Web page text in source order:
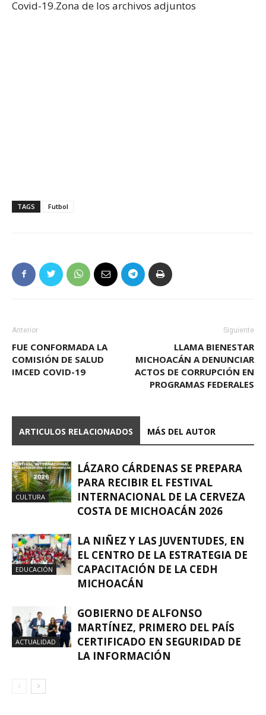
Covid-19.Zona de los archivos adjuntos
TAGS Futbol
Anterior
FUE CONFORMADA LA
COMISIÓN DE SALUD
IMCED COVID-19
Siguiente
LLAMA BIENESTAR
MICHOACÁN A DENUNCIAR
ACTOS DE CORRUPCIÓN EN
PROGRAMAS FEDERALES
ARTICULOS RELACIONADOS MÁS DEL AUTOR
CULTURA
LÁZARO CÁRDENAS SE PREPARA
PARA RECIBIR EL FESTIVAL
INTERNACIONAL DE LA CERVEZA
COSTA DE MICHOACÁN 2026
EDUCACIÓN
LA NIÑEZ Y LAS JUVENTUDES, EN
EL CENTRO DE LA ESTRATEGIA DE
CAPACITACIÓN DE LA CEDH
MICHOACÁN
ACTUALIDAD
GOBIERNO DE ALFONSO
MARTÍNEZ, PRIMERO DEL PAÍS
CERTIFICADO EN SEGURIDAD DE
LA INFORMACIÓN